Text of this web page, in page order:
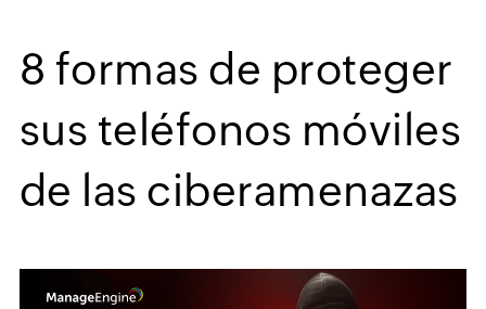
8 formas de proteger
sus teléfonos móviles
de las ciberamenazas